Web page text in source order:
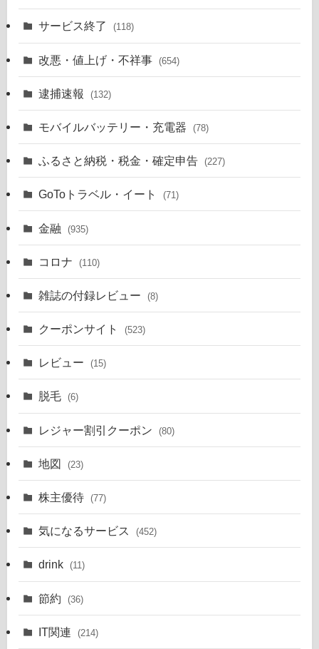
サービス終了 (118)
改悪・値上げ・不祥事 (654)
逮捕速報 (132)
モバイルバッテリー・充電器 (78)
ふるさと納税・税金・確定申告 (227)
GoToトラベル・イート (71)
金融 (935)
コロナ (110)
雑誌の付録レビュー (8)
クーポンサイト (523)
レビュー (15)
脱毛 (6)
レジャー割引クーポン (80)
地図 (23)
株主優待 (77)
気になるサービス (452)
drink (11)
節約 (36)
IT関連 (214)